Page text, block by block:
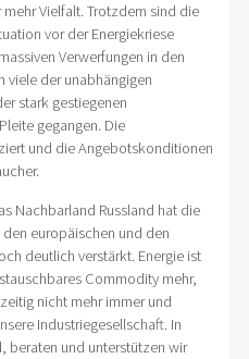
Vielfalt. Trotzdem sind die
vor der Energiekriese
Verwerfungen in den
viele der unabhängigen
stark gestiegenen
gegangen. Die
und die Angebotskonditionen
Nachbarland Russland hat die
europäischen und den
deutlich verstärkt. Energie ist
Commodity mehr,
nicht mehr immer und
Industriegesellschaft. In
beraten und unterstützen wir